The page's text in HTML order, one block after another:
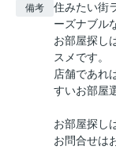
備考
住みたい街
ーズナブル
お部屋探し
スメです。
店舗であれ
すいお部屋
お部屋探し
お問合せは